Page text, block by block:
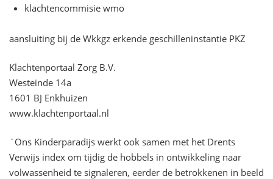
klachtencommisie wmo
aansluiting bij de Wkkgz erkende geschilleninstantie PKZ
Klachtenportaal Zorg B.V.
Westeinde 14a
1601 BJ Enkhuizen
www.klachtenportaal.nl
`Ons Kinderparadijs werkt ook samen met het Drents
Verwijs index om tijdig de hobbels in ontwikkeling naar
volwassenheid te signaleren, eerder de betrokkenen in beeld